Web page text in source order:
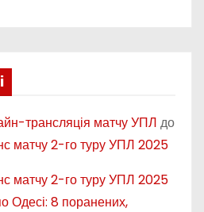
трансляція матчу УПЛ до
матчу 2-го туру УПЛ 2025
матчу 2-го туру УПЛ 2025
Одесі: 8 поранених,